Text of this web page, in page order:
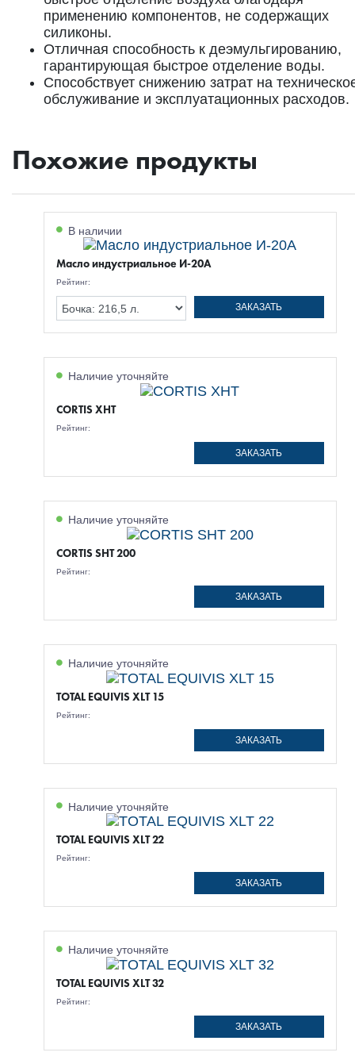
применению компонентов, не содержащих
силиконы.
Отличная способность к деэмульгированию,
гарантирующая быстрое отделение воды.
Способствует снижению затрат на
обслуживание и эксплуатационных расходов.
Похожие продукты
В наличии
Масло индустриальное И-20А
Рейтинг:
ЗАКАЗАТЬ
Наличие уточняйте
CORTIS XHT
Рейтинг:
ЗАКАЗАТЬ
Наличие уточняйте
CORTIS SHT 200
Рейтинг:
ЗАКАЗАТЬ
Наличие уточняйте
TOTAL EQUIVIS XLT 15
Рейтинг:
ЗАКАЗАТЬ
Наличие уточняйте
TOTAL EQUIVIS XLT 22
Рейтинг:
ЗАКАЗАТЬ
Наличие уточняйте
TOTAL EQUIVIS XLT 32
Рейтинг:
ЗАКАЗАТЬ